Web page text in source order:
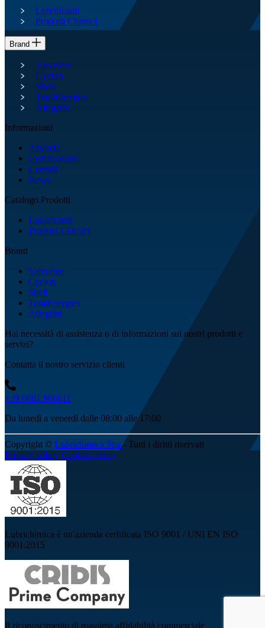
Lubrificanti
Prodotti Chimici
Brand
Valvoline
Cyclon
Shell
TotalEnergies
Allegrini
Informazioni
Azienda
Certificazioni
Contatti
News
Catalogo Prodotti
Lubrificanti
Prodotti Chimici
Brand
Valvoline
Cyclon
Shell
TotalEnergies
Allegrini
Hai necessità di assistenza o di informazioni sui nostri prodotti e
servizi?
Contatta il nostro servizio clienti
+39 0881 966611
Da lunedì a venerdì dalle 08:00 alle 17:00
Copyright © Lubrichimica Spa- Tutti i diritti riservati
Privacy policy Cookies policy
Lubrichimica è un'azienda certificata ISO 9001 / UNI EN ISO
9001:2015
Il riconoscimento di massima affidabilità commerciale